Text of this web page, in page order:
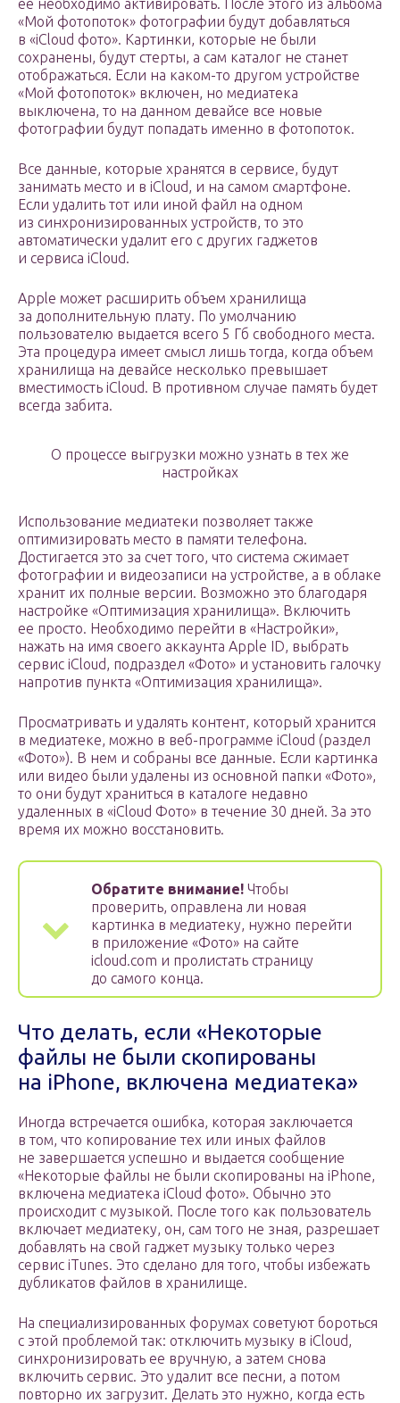
ее необходимо активировать. После этого из альбома
«Мой фотопоток» фотографии будут добавляться
в «iCloud фото». Картинки, которые не были
сохранены, будут стерты, а сам каталог не станет
отображаться. Если на каком-то другом устройстве
«Мой фотопоток» включен, но медиатека
выключена, то на данном девайсе все новые
фотографии будут попадать именно в фотопоток.
Все данные, которые хранятся в сервисе, будут
занимать место и в iCloud, и на самом смартфоне.
Если удалить тот или иной файл на одном
из синхронизированных устройств, то это
автоматически удалит его с других гаджетов
и сервиса iCloud.
Apple может расширить объем хранилища
за дополнительную плату. По умолчанию
пользователю выдается всего 5 Гб свободного места.
Эта процедура имеет смысл лишь тогда, когда объем
хранилища на девайсе несколько превышает
вместимость iCloud. В противном случае память будет
всегда забита.
О процессе выгрузки можно узнать в тех же
настройках
Использование медиатеки позволяет также
оптимизировать место в памяти телефона.
Достигается это за счет того, что система сжимает
фотографии и видеозаписи на устройстве, а в облаке
хранит их полные версии. Возможно это благодаря
настройке «Оптимизация хранилища». Включить
ее просто. Необходимо перейти в «Настройки»,
нажать на имя своего аккаунта Apple ID, выбрать
сервис iCloud, подраздел «Фото» и установить галочку
напротив пункта «Оптимизация хранилища».
Просматривать и удалять контент, который хранится
в медиатеке, можно в веб-программе iCloud (раздел
«Фото»). В нем и собраны все данные. Если картинка
или видео были удалены из основной папки «Фото»,
то они будут храниться в каталоге недавно
удаленных в «iCloud Фото» в течение 30 дней. За это
время их можно восстановить.
Обратите внимание! Чтобы
проверить, оправлена ли новая
картинка в медиатеку, нужно перейти
в приложение «Фото» на сайте
icloud.com и пролистать страницу
до самого конца.
Что делать, если «Некоторые
файлы не были скопированы
на iPhone, включена медиатека»
Иногда встречается ошибка, которая заключается
в том, что копирование тех или иных файлов
не завершается успешно и выдается сообщение
«Некоторые файлы не были скопированы на iPhone,
включена медиатека iCloud фото». Обычно это
происходит с музыкой. После того как пользователь
включает медиатеку, он, сам того не зная, разрешает
добавлять на свой гаджет музыку только через
сервис iTunes. Это сделано для того, чтобы избежать
дубликатов файлов в хранилище.
На специализированных форумах советуют бороться
с этой проблемой так: отключить музыку в iCloud,
синхронизировать ее вручную, а затем снова
включить сервис. Это удалит все песни, а потом
повторно их загрузит. Делать это нужно, когда есть